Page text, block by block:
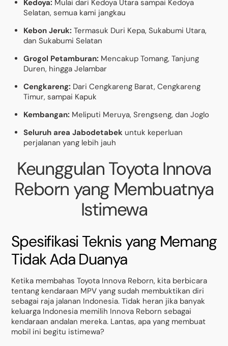
Kedoya: Mulai dari Kedoya Utara sampai Kedoya
Selatan, semua kami jangkau
Kebon Jeruk: Termasuk Duri Kepa, Sukabumi Utara,
dan Sukabumi Selatan
Grogol Petamburan: Mencakup Tomang, Tanjung
Duren, hingga Jelambar
Cengkareng: Dari Cengkareng Barat, Cengkareng
Timur, sampai Kapuk
Kembangan: Meliputi Meruya, Srengseng, dan Joglo
Seluruh area Jabodetabek untuk keperluan
perjalanan yang lebih jauh
Keunggulan Toyota Innova
Reborn yang Membuatnya
Istimewa
Spesifikasi Teknis yang Memang
Tidak Ada Duanya
Ketika membahas Toyota Innova Reborn, kita berbicara
tentang kendaraan MPV yang sudah membuktikan diri
sebagai raja jalanan Indonesia. Tidak heran jika banyak
keluarga Indonesia memilih Innova Reborn sebagai
kendaraan andalan mereka. Lantas, apa yang membuat
mobil ini begitu istimewa?